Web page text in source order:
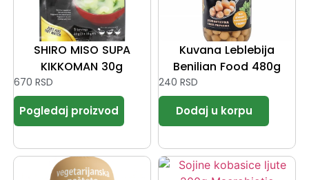
SHIRO MISO SUPA
KIKKOMAN 30g
670 RSD
Kuvana Leblebija
Benilian Food 480g
240 RSD